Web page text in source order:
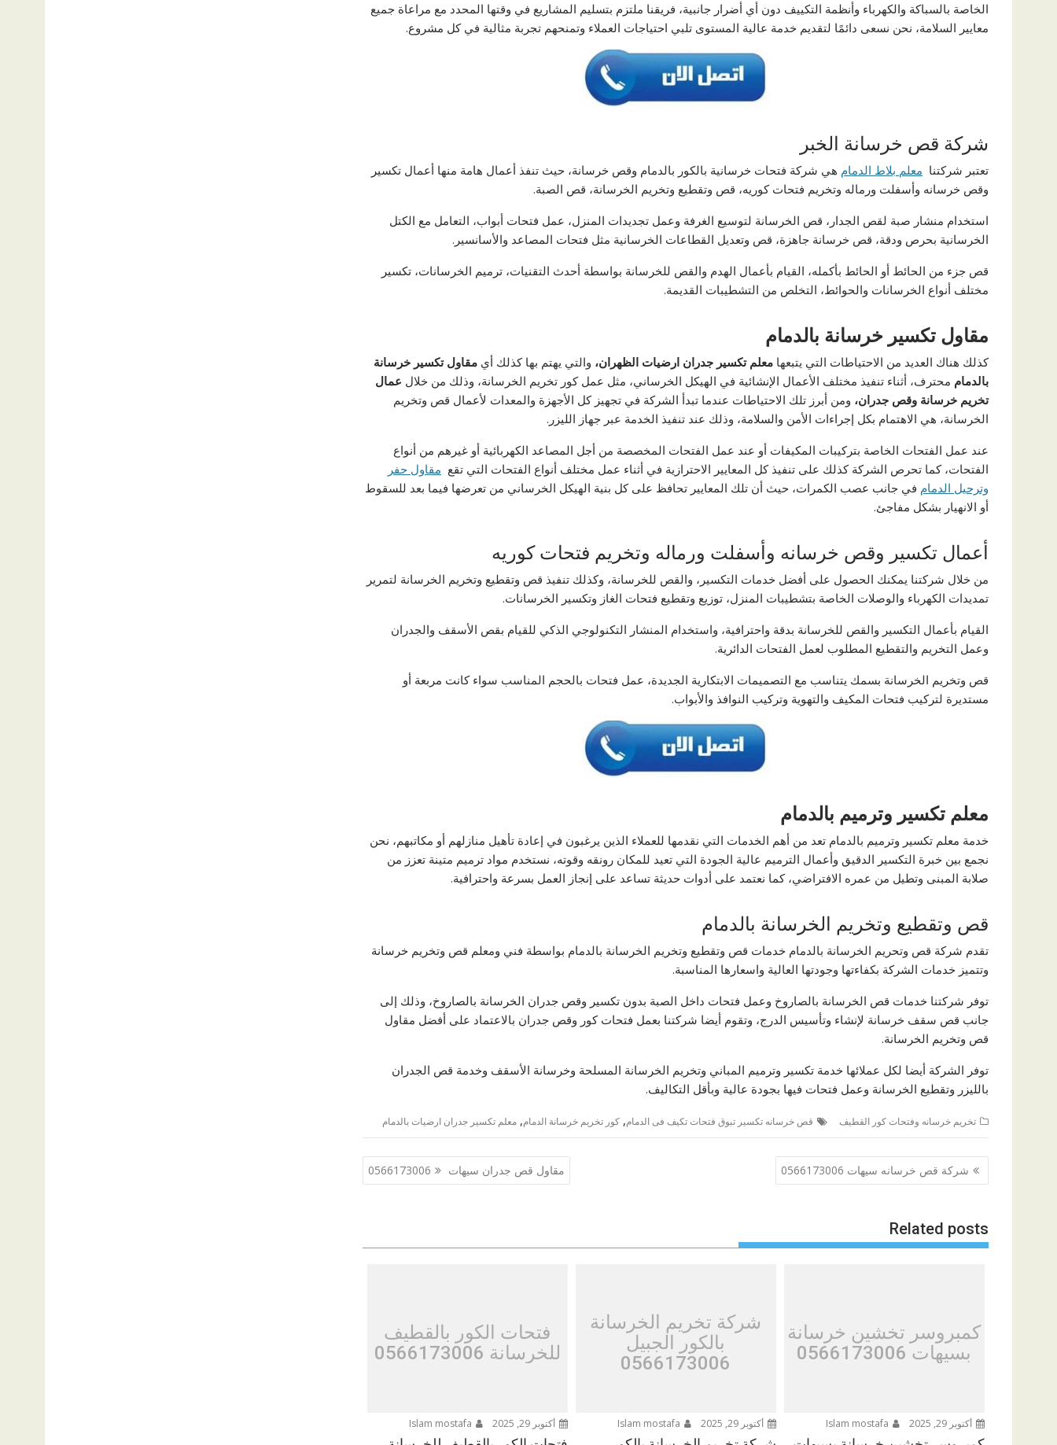
الخاصة بالسباكة والكهرباء وأنظمة التكييف دون أي أضرار جانبية، فريقنا ملتزم بتسليم المشاريع في وقتها المحدد مع مراعاة جميع
معايير السلامة، نحن نسعى دائمًا لتقديم خدمة عالية المستوى تلبي احتياجات العملاء وتمنحهم تجربة مثالية في كل مشروع.
شركة قص خرسانة الخبر
تعتبر شركتنا معلم بلاط الدمام هي شركة فتحات خرسانية بالكور بالدمام وقص خرسانة، حيث تنفذ أعمال هامة منها أعمال تكسير
وقص خرسانه وأسفلت ورماله وتخريم فتحات كوريه، قص وتقطيع وتخريم الخرسانة، قص الصبة.
استخدام منشار صبة لقص الجدار، قص الخرسانة لتوسيع الغرفة وعمل تجديدات المنزل، عمل فتحات أبواب، التعامل مع الكتل
الخرسانية بحرص ودقة، قص خرسانة جاهزة، قص وتعديل القطاعات الخرسانية مثل فتحات المصاعد والأسانسير.
قص جزء من الحائط أو الحائط بأكمله، القيام بأعمال الهدم والقص للخرسانة بواسطة أحدث التقنيات، ترميم الخرسانات، تكسير
مختلف أنواع الخرسانات والحوائط، التخلص من التشطيبات القديمة.
مقاول تكسير خرسانة بالدمام
كذلك هناك العديد من الاحتياطات التي يتبعها معلم تكسير جدران ارضيات الظهران، والتي يهتم بها كذلك أي مقاول تكسير خرسانة
بالدمام محترف، أثناء تنفيذ مختلف الأعمال الإنشائية في الهيكل الخرساني، مثل عمل كور تخريم الخرسانة، وذلك من خلال عمال
تخريم خرسانة وقص جدران، ومن أبرز تلك الاحتياطات عندما تبدأ الشركة في تجهيز كل الأجهزة والمعدات لأعمال قص وتخريم
الخرسانة، هي الاهتمام بكل إجراءات الأمن والسلامة، وذلك عند تنفيذ الخدمة عبر جهاز الليزر.
عند عمل الفتحات الخاصة بتركيبات المكيفات أو عند عمل الفتحات المخصصة من أجل المصاعد الكهربائية أو غيرهم من أنواع
الفتحات، كما تحرص الشركة كذلك على تنفيذ كل المعايير الاحترازية في أثناء عمل مختلف أنواع الفتحات التي تقع مقاول حفر
وترحيل الدمام في جانب عصب الكمرات، حيث أن تلك المعايير تحافظ على كل بنية الهيكل الخرساني من تعرضها فيما بعد للسقوط
أو الانهيار بشكل مفاجئ.
أعمال تكسير وقص خرسانه وأسفلت ورماله وتخريم فتحات كوريه
من خلال شركتنا يمكنك الحصول على أفضل خدمات التكسير، والقص للخرسانة، وكذلك تنفيذ قص وتقطيع وتخريم الخرسانة لتمرير
تمديدات الكهرباء والوصلات الخاصة بتشطيبات المنزل، توزيع وتقطيع فتحات الغاز وتكسير الخرسانات.
القيام بأعمال التكسير والقص للخرسانة بدقة واحترافية، واستخدام المنشار التكنولوجي الذكي للقيام بقص الأسقف والجدران
وعمل التخريم والتقطيع المطلوب لعمل الفتحات الدائرية.
قص وتخريم الخرسانة بسمك يتناسب مع التصميمات الابتكارية الجديدة، عمل فتحات بالحجم المناسب سواء كانت مربعة أو
مستديرة لتركيب فتحات المكيف والتهوية وتركيب النوافذ والأبواب.
معلم تكسير وترميم بالدمام
خدمة معلم تكسير وترميم بالدمام تعد من أهم الخدمات التي نقدمها للعملاء الذين يرغبون في إعادة تأهيل منازلهم أو مكاتبهم، نحن
نجمع بين خبرة التكسير الدقيق وأعمال الترميم عالية الجودة التي تعيد للمكان رونقه وقوته، نستخدم مواد ترميم متينة تعزز من
صلابة المبنى وتطيل من عمره الافتراضي، كما نعتمد على أدوات حديثة تساعد على إنجاز العمل بسرعة واحترافية.
قص وتقطيع وتخريم الخرسانة بالدمام
تقدم شركة قص وتحريم الخرسانة بالدمام خدمات قص وتقطيع وتخريم الخرسانة بالدمام بواسطة فني ومعلم قص وتخريم خرسانة
وتتميز خدمات الشركة بكفاءتها وجودتها العالية واسعارها المناسبة.
توفر شركتنا خدمات قص الخرسانة بالصاروخ وعمل فتحات داخل الصبة بدون تكسير وقص جدران الخرسانة بالصاروخ، وذلك إلى
جانب قص سقف خرسانة لإنشاء وتأسيس الدرج، وتقوم أيضا شركتنا بعمل فتحات كور وقص جدران بالاعتماد على أفضل مقاول
قص وتخريم الخرسانة.
توفر الشركة أيضا لكل عملائها خدمة تكسير وترميم المباني وتخريم الخرسانة المسلحة وخرسانة الأسقف وخدمة قص الجدران
بالليزر وتقطيع الخرسانة وعمل فتحات فيها بجودة عالية وبأقل التكاليف.
تخريم خرسانه وفتحات كور القطيف قص خرسانه تكسير تبوق فتحات تكيف فى الدمام, كور تخريم خرسانة الدمام, معلم تكسير جدران ارضيات بالدمام
تصفّح
المقالات
شركة قص خرسانه سيهات 0566173006 مقاول قص جدران سيهات 0566173006
Related posts
كمبروسر تخشين خرسانة
بسيهات 0566173006
أكتوبر 29, 2025
شركة تخريم الخرسانة
بالكور الجبيل
0566173006
أكتوبر 29, 2025
فتحات الكور بالقطيف
للخرسانة 0566173006
أكتوبر 29, 2025